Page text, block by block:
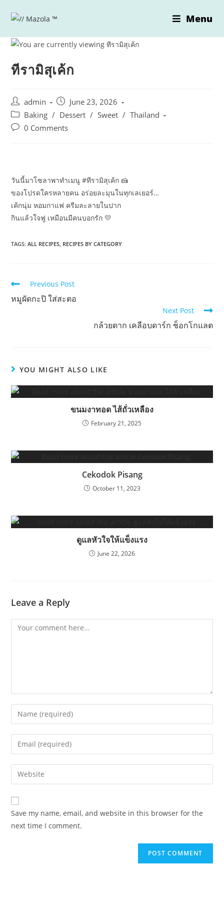
Menu
ทีรามิสุเค้ก
Post
author:
admin
Post
published:
June 23, 2026
Post
category:
Baking / Dessert / Sweet / Thailand
Post0 Comments
วันนี้มาโซลาพาทำเมนู #ทีรามิสุเค้ก 🍰
ของโปรดใครหลายคน อร่อยละมุนในทุกเลเยอร์…
เค้กนุ่ม หอมกาแฟ ครีมละลายในปาก
กินแล้วใจฟู เหมือนมีคนบอกรัก 💛
TAGS:ALL RECIPES RECIPES BY CATEGORY
Read
articles
Previous Post
หมูผัดกะปิ ใส่สะตอ
Next Post
กล้วยตาก เคลือบดาร์ก ช็อกโกแลต
YOU MIGHT ALSO LIKE
ขนมงาทอด ไส้ถั่วเหลือง
February 21, 2025
Cekodok Pisang
October 11, 2023
ดูแลหัวใจให้แข็งแรง
June 22, 2026
Leave a Reply
Comment
Enter
your
name
comment
Enter
your
email
address
comment
Enter
your
website
URL
(optional)
Save my name, email, and website in this browser for the
next time I comment.